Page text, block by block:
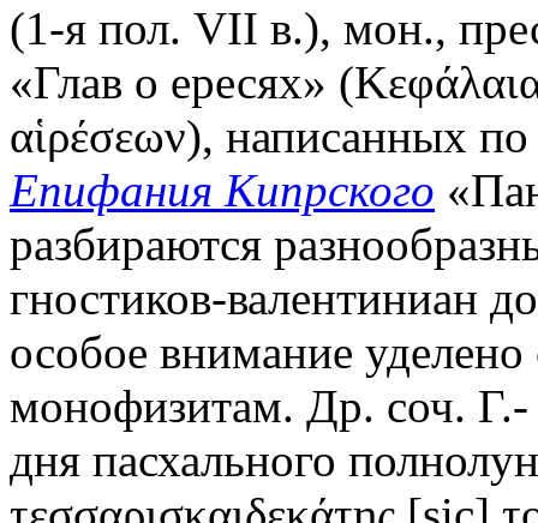
(1-я пол. VII в.), мон.,
«Глав о ересях»
αἱρέσεων), написанных по
Епифания Кипрского
разбираются
гностиков-валентиниан
особое внимание
монофизитам. Др. соч.
дня пасхального